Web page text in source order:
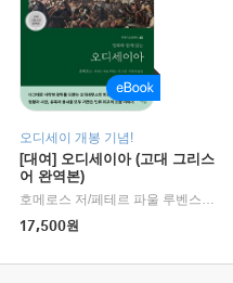
오디세이 개봉 기념!
[대여] 오디세이아 (고대 그리스
어 완역본)
호메로스 저/페테르 파울 루벤스 그림/박문재 역
17,500원